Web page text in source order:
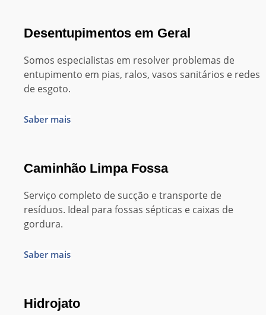
Desentupimentos em Geral
Somos especialistas em resolver problemas de
entupimento em pias, ralos, vasos sanitários e redes
de esgoto.
Saber mais
Caminhão Limpa Fossa
Serviço completo de sucção e transporte de
resíduos. Ideal para fossas sépticas e caixas de
gordura.
Saber mais
Hidrojato